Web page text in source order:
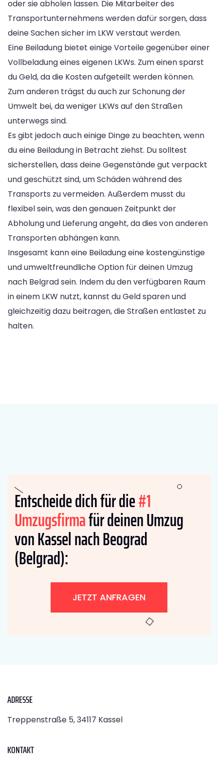
oder sie abholen lassen. Die Mitarbeiter des
Transportunternehmens werden dafür sorgen, dass
deine Sachen sicher im LKW verstaut werden.
Eine Beiladung bietet einige Vorteile gegenüber einer
Vollbeladung eines eigenen LKWs. Zum einen sparst
du Geld, da die Kosten aufgeteilt werden können.
Zum anderen trägst du auch zur Schonung der
Umwelt bei, da weniger LKWs auf den Straßen
unterwegs sind.
Es gibt jedoch auch einige Dinge zu beachten, wenn
du eine Beiladung in Betracht ziehst. Du solltest
sicherstellen, dass deine Gegenstände gut verpackt
und geschützt sind, um Schäden während des
Transports zu vermeiden. Außerdem musst du
flexibel sein, was den genauen Zeitpunkt der
Abholung und Lieferung angeht, da dies von anderen
Transporten abhängen kann.
Insgesamt kann eine Beiladung eine kostengünstige
und umweltfreundliche Option für deinen Umzug
nach Belgrad sein. Indem du den verfügbaren Raum
in einem LKW nutzt, kannst du Geld sparen und
gleichzeitig dazu beitragen, die Straßen entlastet zu
halten.
Entscheide dich für die#1
Umzugsfirmafür deinen Umzug
von Kassel nach Beograd
(Belgrad):
JETZT ANFRAGEN
ADRESSE
Treppenstraße 5, 34117 Kassel
KONTAKT